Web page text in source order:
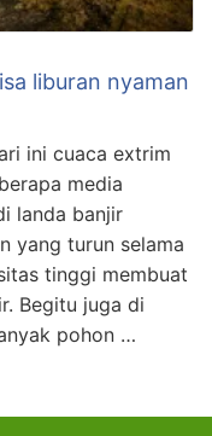
liburan nyaman
ini cuaca extrim
media
landa banjir
yang turun selama
tinggi membuat
Begitu juga di
pohon …